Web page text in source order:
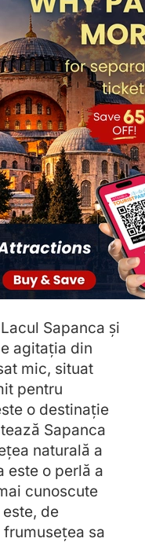
Sapanca și
agitația din
mic, situat
pentru
o destinație
Sapanca
naturală a
este o perlă a
cunoscute
de
sa